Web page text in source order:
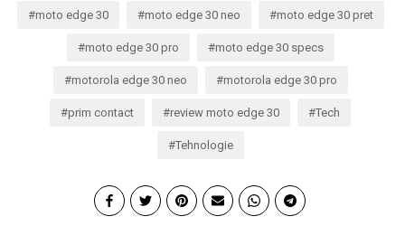
moto edge 30 moto edge 30 neo moto edge 30 pret
moto edge 30 pro moto edge 30 specs
motorola edge 30 neo motorola edge 30 pro
prim contact review moto edge 30 Tech
Tehnologie